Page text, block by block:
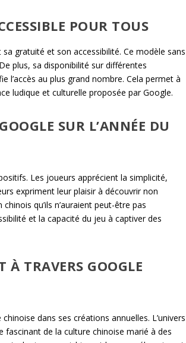
POUR TOUS
sa gratuité et son accessibilité. Ce modèle sans
plus, sa disponibilité sur différentes
au plus grand nombre. Cela permet à
ludique et culturelle proposée par Google.
SUR L’ANNÉE DU
Les joueurs apprécient la simplicité,
expriment leur plaisir à découvrir non
qu’ils n’auraient peut-être pas
et la capacité du jeu à captiver des
À TRAVERS GOOGLE
dans ses créations annuelles. L’univers
fascinant de la culture chinoise marié à des